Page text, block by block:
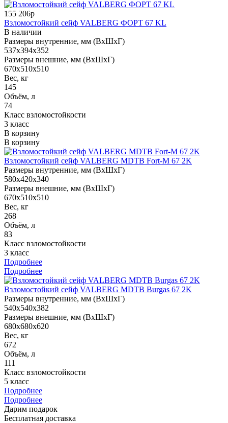
155 206р
Взломостойкий сейф VALBERG ФОРТ 67 KL
В наличии
Размеры внутренние, мм (ВхШхГ)
537x394x352
Размеры внешние, мм (ВхШхГ)
670x510x510
Вес, кг
145
Объём, л
74
Класс взломостойкости
3 класс
В корзину
В корзину
Взломостойкий сейф VALBERG MDTB Fort-M 67 2K
Размеры внутренние, мм (ВхШхГ)
580x420x340
Размеры внешние, мм (ВхШхГ)
670x510x510
Вес, кг
268
Объём, л
83
Класс взломостойкости
3 класс
Подробнее
Подробнее
Взломостойкий сейф VALBERG MDTB Burgas 67 2K
Размеры внутренние, мм (ВхШхГ)
540x540x382
Размеры внешние, мм (ВхШхГ)
680x680x620
Вес, кг
672
Объём, л
111
Класс взломостойкости
5 класс
Подробнее
Подробнее
Дарим подарок
Бесплатная доставка